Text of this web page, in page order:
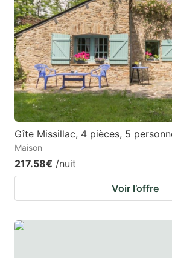
Gîte Missillac, 4 pièces, 5
Maison
217.58€ /nuit
Voir l’offre